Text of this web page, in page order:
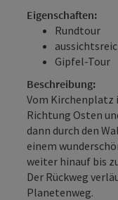
Eigenschaften:
Rundtour
Gipfel-Tour
Beschreibung:
Vom
Richtung Osten
dann durch den
einem
weiter hinauf bis
Der Rückweg
Planetenweg.